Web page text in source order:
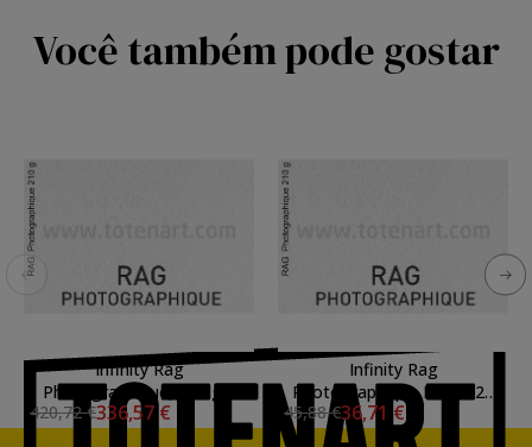
Você também pode gostar
Infinity Rag
Photographique, 310 gr.,
Rolo 1,118x15,24 mts.
420,72 €336,57 €
Infinity Rag
Photographique Duo, 220
gr., A4, caixa 25 uds.
45,88 €36,71 €